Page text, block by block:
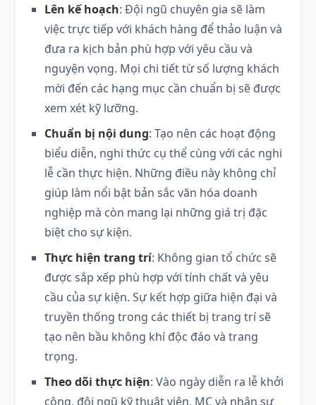
Lên kế hoạch: Đội ngũ chuyên gia sẽ làm
việc trực tiếp với khách hàng để thảo luận và
đưa ra kịch bản phù hợp với yêu cầu và
nguyện vọng. Mọi chi tiết từ số lượng khách
mời đến các hạng mục cần chuẩn bị sẽ được
xem xét kỹ lưỡng.
Chuẩn bị nội dung: Tạo nên các hoạt động
biểu diễn, nghi thức cụ thể cùng với các nghi
lễ cần thực hiện. Những điều này không chỉ
giúp làm nổi bật bản sắc văn hóa doanh
nghiệp mà còn mang lại những giá trị đặc
biệt cho sự kiện.
Thực hiện trang trí: Không gian tổ chức sẽ
được sắp xếp phù hợp với tính chất và yêu
cầu của sự kiện. Sự kết hợp giữa hiện đại và
truyền thống trong các thiết bị trang trí sẽ
tạo nên bầu không khí độc đáo và trang
trọng.
Theo dõi thực hiện: Vào ngày diễn ra lễ khởi
công, đội ngũ kỹ thuật viên, MC và nhân sự